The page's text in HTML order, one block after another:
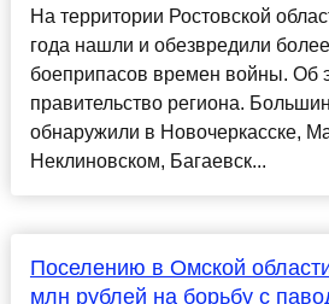
На территории Ростовской
года нашли и обезвредили
боеприпасов времен войны. Об
правительство региона.
обнаружили в Новочеркасске,
Неклиновском, Багаевск...
Поселению в Омской
млн рублей на борьбу с